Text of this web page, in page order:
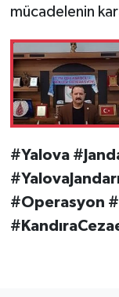
mücadelenin
#Yalova
#Operasyon